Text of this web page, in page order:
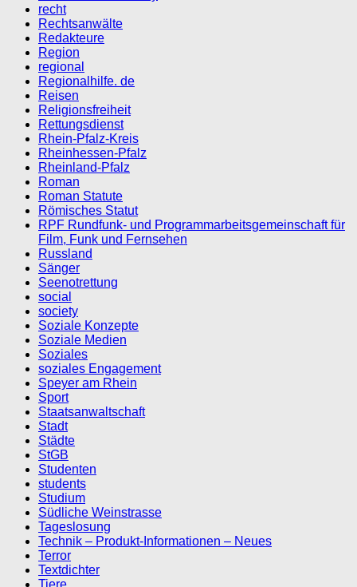
recht
Rechtsanwälte
Redakteure
Region
regional
Regionalhilfe. de
Reisen
Religionsfreiheit
Rettungsdienst
Rhein-Pfalz-Kreis
Rheinhessen-Pfalz
Rheinland-Pfalz
Roman
Roman Statute
Römisches Statut
RPF Rundfunk- und Programmarbeitsgemeinschaft für
Film, Funk und Fernsehen
Russland
Sänger
Seenotrettung
social
society
Soziale Konzepte
Soziale Medien
Soziales
soziales Engagement
Speyer am Rhein
Sport
Staatsanwaltschaft
Stadt
Städte
StGB
Studenten
students
Studium
Südliche Weinstrasse
Tageslosung
Technik – Produkt-Informationen – Neues
Terror
Textdichter
Tiere